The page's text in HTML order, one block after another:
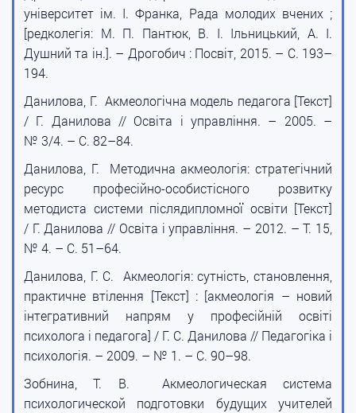
університет ім. І. Франка, Рада молодих вчених ;
[редколегія: М. П. Пантюк, В. І. Ільницький, А. І.
Душний та ін.]. – Дрогобич : Посвіт, 2015. – С. 193–
194.
Данилова, Г. Акмеологічна модель педагога [Текст]
/ Г. Данилова // Освіта і управління. – 2005. –
№ 3/4. – С. 82–84.
Данилова, Г. Методична акмеологія: стратегічний
ресурс професійно-особистісного розвитку
методиста системи післядипломної освіти [Текст]
/ Г. Данилова // Освіта і управління. – 2012. – Т. 15,
№ 4. – С. 51–64.
Данилова, Г. С. Акмеологія: сутність, становлення,
практичне втілення [Текст] : [акмеологія – новий
інтегративний напрям у професійній освіті
психолога і педагога] / Г. С. Данилова // Педагогіка і
психологія. – 2009. – № 1. – С. 90–98.
Зобнина, Т. В. Акмеологическая система
психологической подготовки будущих учителей